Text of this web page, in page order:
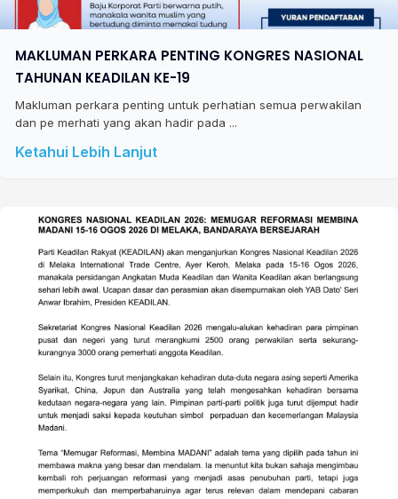
MAKLUMAN PERKARA PENTING KONGRES NASIONAL
TAHUNAN KEADILAN KE-19
Makluman perkara penting untuk perhatian semua perwakilan
dan pe merhati yang akan hadir pada ...
Ketahui Lebih Lanjut